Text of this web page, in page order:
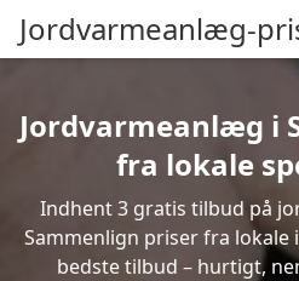
Jordvarmeanlæg-
Jordvarmeanlæg i
fra lokale
Indhent 3 gratis tilbud på
Sammenlign priser fra
bedste tilbud – hurtigt,